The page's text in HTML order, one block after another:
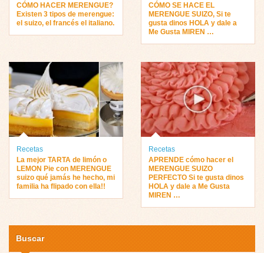
CÓMO HACER MERENGUE?
Existen 3 tipos de merengue:
el suizo, el francés el italiano.
CÓMO SE HACE EL
MERENGUE SUIZO, Si te
gusta dinos HOLA y dale a
Me Gusta MIREN …
Recetas
La mejor TARTA de limón o
LEMON Pie con MERENGUE
suizo qué jamás he hecho, mi
familia ha flipado con ella!!
Recetas
APRENDE cómo hacer el
MERENGUE SUIZO
PERFECTO Si te gusta dinos
HOLA y dale a Me Gusta
MIREN …
Buscar